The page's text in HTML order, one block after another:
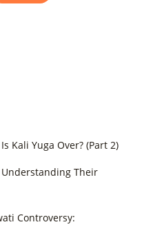
Kali Yuga Over? (Part 2)
Their
Controversy: